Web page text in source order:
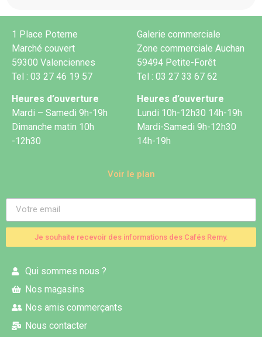
1 Place Poterne
Marché couvert
59300 Valenciennes
Tel : 03 27 46 19 57
Heures d’ouverture
Mardi – Samedi 9h-19h
Dimanche matin 10h
-12h30
Galerie commerciale
Zone commerciale Auchan
59494 Petite-Forêt
Tel : 03 27 33 67 62
Heures d’ouverture
Lundi 10h-12h30 14h-19h
Mardi-Samedi 9h-12h30
14h-19h
Voir le plan
Je souhaite recevoir des informations des Cafés Remy.
Qui sommes nous ?
Nos magasins
Nos amis commerçants
Nous contacter